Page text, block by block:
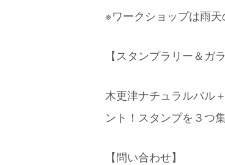
※ワークショップは雨天
【スタンプラリー＆ガ
木更津ナチュラルバル
ント！スタンプを３つ
【問い合わせ】